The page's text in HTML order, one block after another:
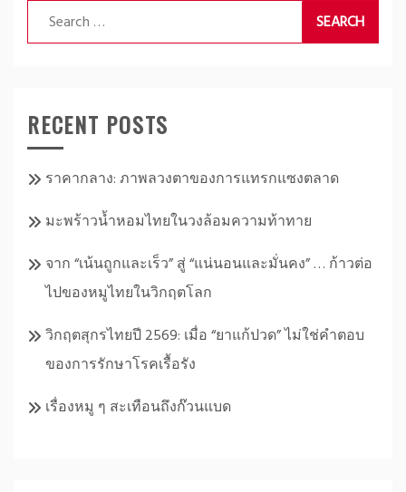
Search
for:
RECENT POSTS
ราคากลาง: ภาพลวงตาของการแทรกแซงตลาด
มะพร้าวน้ำหอมไทยในวงล้อมความท้าทาย
จาก “เน้นถูกและเร็ว” สู่ “แน่นอนและมั่นคง” … ก้าวต่อ
ไปของหมูไทยในวิกฤตโลก
วิกฤตสุกรไทยปี 2569: เมื่อ “ยาแก้ปวด” ไม่ใช่คำตอบ
ของการรักษาโรคเรื้อรัง
เรื่องหมู ๆ สะเทือนถึงก๊วนแบด